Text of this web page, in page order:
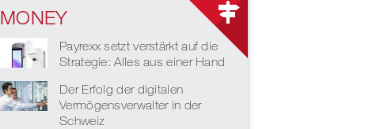
MONEY
Payrexx setzt verstärkt auf die
Strategie: Alles aus einer Hand
Der Erfolg der digitalen
Vermögensverwalter in der
Schweiz